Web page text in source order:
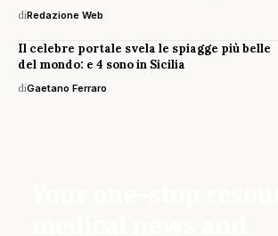
diRedazione Web
Il celebre portale svela le spiagge più belle
del mondo: e 4 sono in Sicilia
diGaetano Ferraro